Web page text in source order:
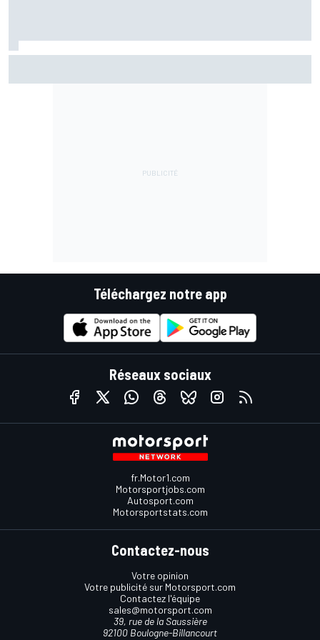
Téléchargez notre app
Réseaux sociaux
fr.Motor1.com
Motorsportjobs.com
Autosport.com
Motorsportstats.com
Contactez-nous
Votre opinion
Votre publicité sur Motorsport.com
Contactez l'équipe
sales@motorsport.com
39, rue de la Saussière
92100 Boulogne-Billancourt